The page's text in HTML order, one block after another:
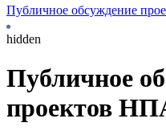
Публичное обсуждение
hidden
Публичное
проектов